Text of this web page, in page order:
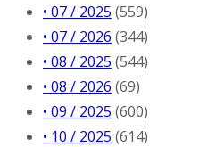
• 07 / 2025 (559)
• 07 / 2026 (344)
• 08 / 2025 (544)
• 08 / 2026 (69)
• 09 / 2025 (600)
• 10 / 2025 (614)